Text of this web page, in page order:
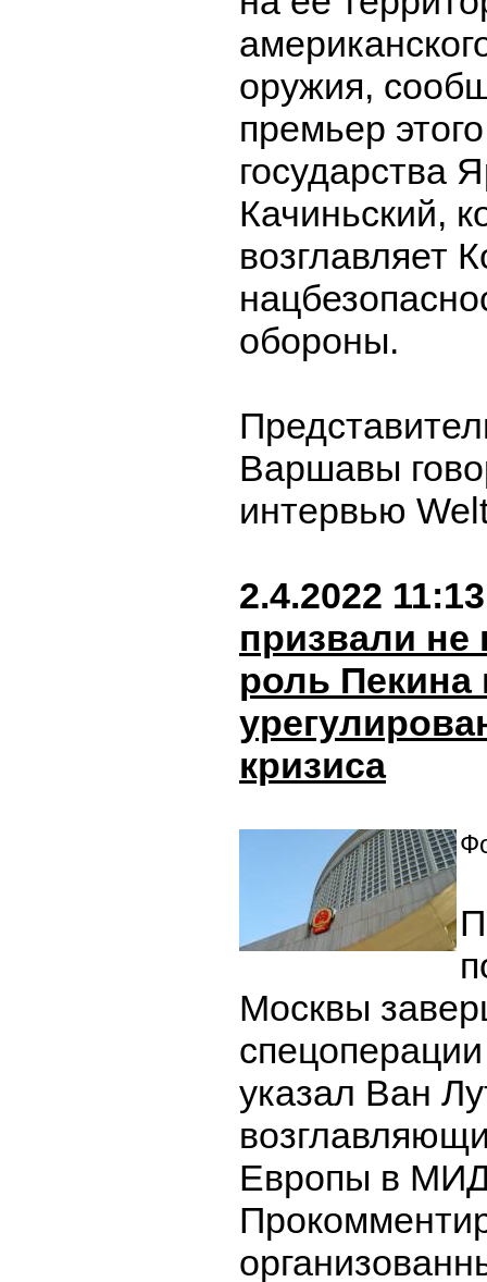
оружия,
премьер
государства
Качиньский,
возглавляет
обороны.
Варшавы
интервью
2.4.2022 11:13
призвали не
роль Пекина
кризиса
Москвы
указал Ван
Европы в